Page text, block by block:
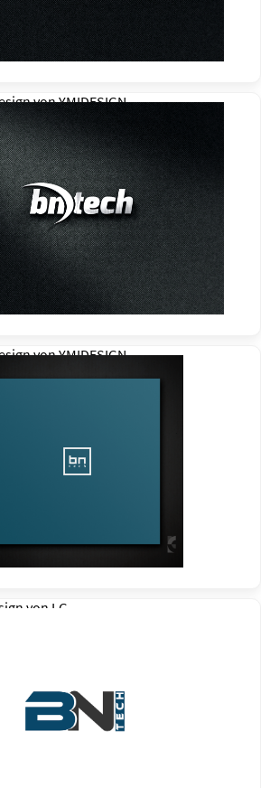
vonYMIDESIGN
vonYMIDESIGN
von LG